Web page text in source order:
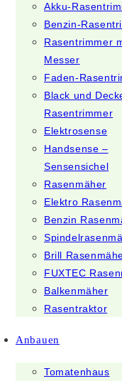
Akku-
Benzin-
Rasentrimmer
Messer
Faden-
Black und
Rasentrimmer
Elektrosense
Handsense –
Sensensichel
Rasenmäher
Elektro
Benzin
Brill
FUXTEC
Balkenmäher
Rasentraktor
Anbauen
Tomatenhaus